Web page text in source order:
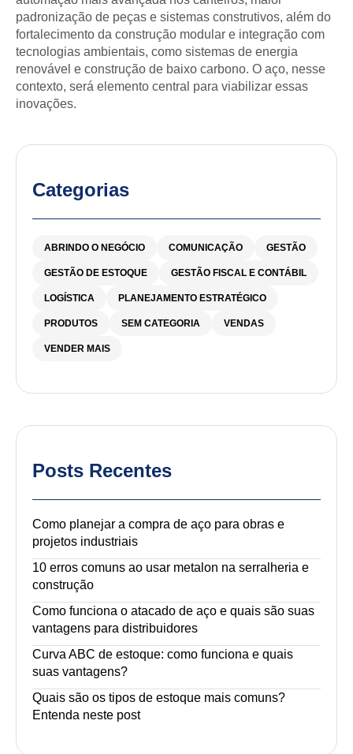
padronização de peças e sistemas construtivos, além do
fortalecimento da construção modular e integração com
tecnologias ambientais, como sistemas de energia
renovável e construção de baixo carbono. O aço, nesse
contexto, será elemento central para viabilizar essas
inovações.
Categorias
ABRINDO O NEGÓCIO COMUNICAÇÃO GESTÃO
GESTÃO DE ESTOQUE GESTÃO FISCAL E CONTÁBIL
LOGÍSTICA PLANEJAMENTO ESTRATÉGICO
PRODUTOS SEM CATEGORIA VENDAS
VENDER MAIS
Posts Recentes
Como planejar a compra de aço para obras e
projetos industriais
10 erros comuns ao usar metalon na serralheria e
construção
Como funciona o atacado de aço e quais são suas
vantagens para distribuidores
Curva ABC de estoque: como funciona e quais
suas vantagens?
Quais são os tipos de estoque mais comuns?
Entenda neste post